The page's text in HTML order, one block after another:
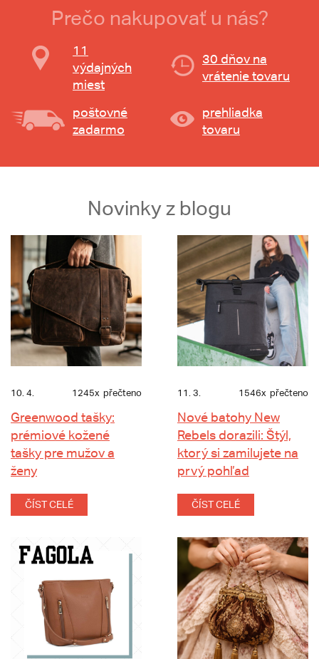
Prečo nakupovať u nás?
11
výdajných
miest
30 dňov na
vrátenie tovaru
poštovné
zadarmo
prehliadka
tovaru
Novinky z blogu
10. 4. 1245x přečteno
Greenwood tašky:
prémiové kožené
tašky pre mužov a
ženy
ČÍST CELÉ
11. 3. 1546x přečteno
Nové batohy New
Rebels dorazili: Štýl,
ktorý si zamilujete na
prvý pohľad
ČÍST CELÉ